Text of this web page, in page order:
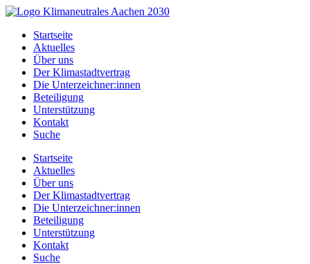
Zum
springenStartseite
Aktuelles
Über uns
Der Klimastadtvertrag
Die Unterzeichner:innen
Beteiligung
Unterstützung
Kontakt
Suche
Startseite
Aktuelles
Über uns
Der Klimastadtvertrag
Die Unterzeichner:innen
Beteiligung
Unterstützung
Kontakt
Suche